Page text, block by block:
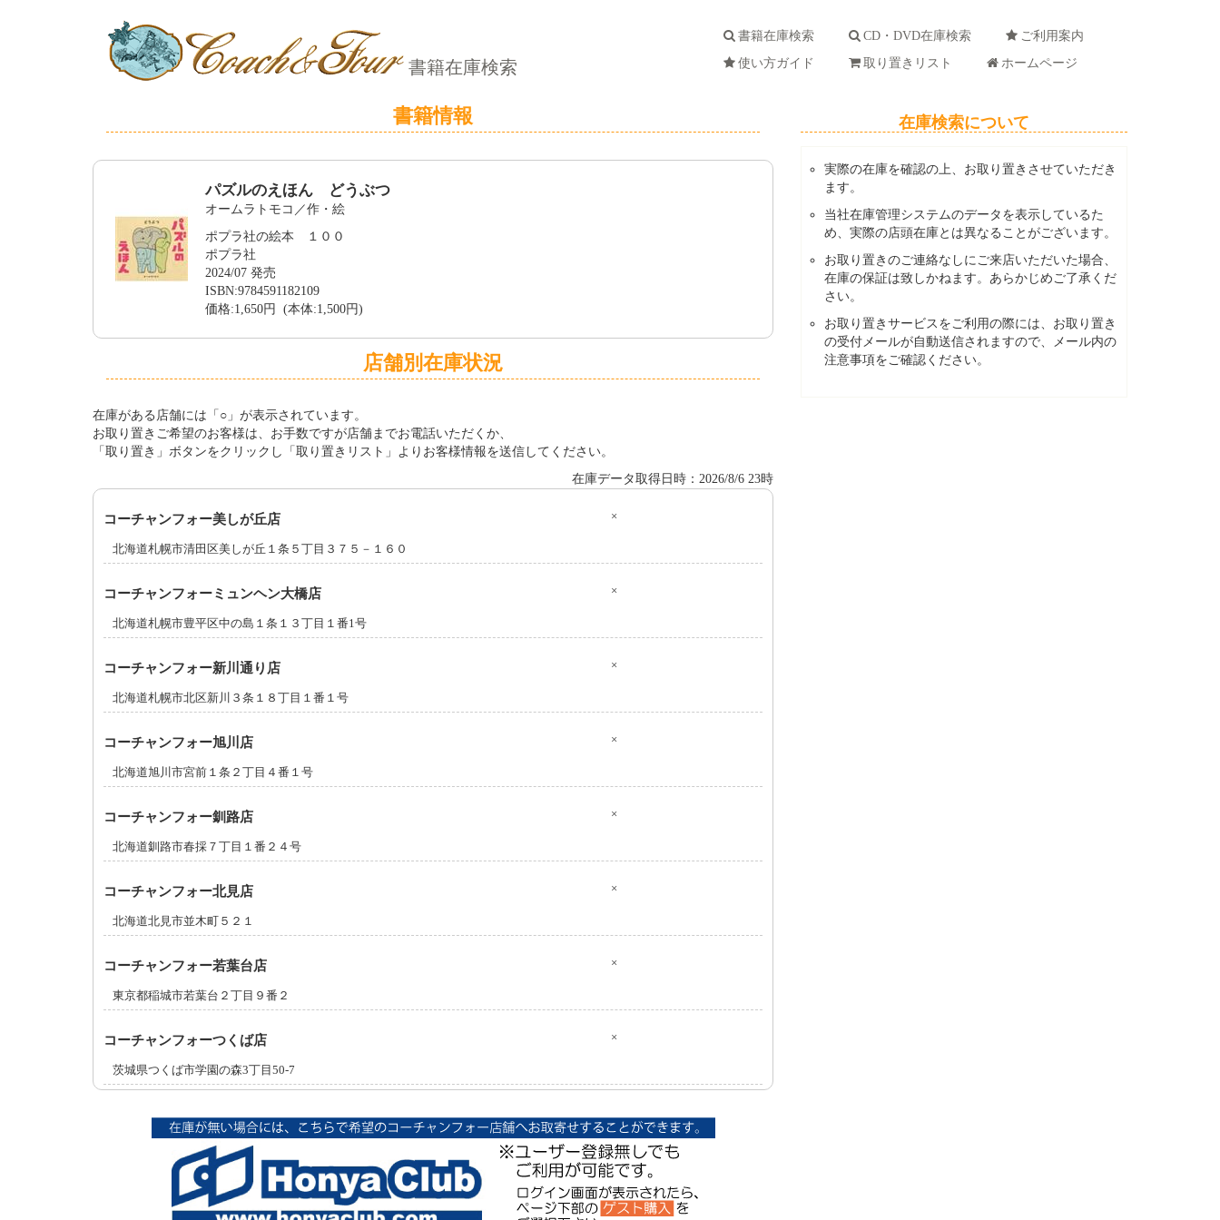
書籍在庫検索
書籍在庫検索 CD・DVD在庫検索
ご利用案内
使い方ガイド
取り置きリスト ホームページ
書籍情報
パズルのえほん どうぶつ
オームラトモコ／作・絵
ポプラ社の絵本 １００
ポプラ社
2024/07 発売
ISBN:9784591182109
価格:1,650円 (本体:1,500円)
店舗別在庫状況
在庫がある店舗には「○」が表示されています。
お取り置きご希望のお客様は、お手数ですが店舗までお電話いただくか、
「取り置き」ボタンをクリックし「取り置きリスト」よりお客様情報を送信してください。
在庫データ取得日時：2026/8/6 23時
コーチャンフォー美しが丘店 ×
北海道札幌市清田区美しが丘１条５丁目３７５－１６０
コーチャンフォーミュンヘン大橋店 ×
北海道札幌市豊平区中の島１条１３丁目１番1号
コーチャンフォー新川通り店 ×
北海道札幌市北区新川３条１８丁目１番１号
コーチャンフォー旭川店 ×
北海道旭川市宮前１条２丁目４番１号
コーチャンフォー釧路店 ×
北海道釧路市春採７丁目１番２４号
コーチャンフォー北見店 ×
北海道北見市並木町５２１
コーチャンフォー若葉台店 ×
東京都稲城市若葉台２丁目９番２
コーチャンフォーつくば店 ×
茨城県つくば市学園の森3丁目50-7
在庫検索について
実際の在庫を確認の上、お取り置きさせていただき
ます。
当社在庫管理システムのデータを表示しているた
め、実際の店頭在庫とは異なることがございます。
お取り置きのご連絡なしにご来店いただいた場合、
在庫の保証は致しかねます。あらかじめご了承くだ
さい。
お取り置きサービスをご利用の際には、お取り置き
の受付メールが自動送信されますので、メール内の
注意事項をご確認ください。